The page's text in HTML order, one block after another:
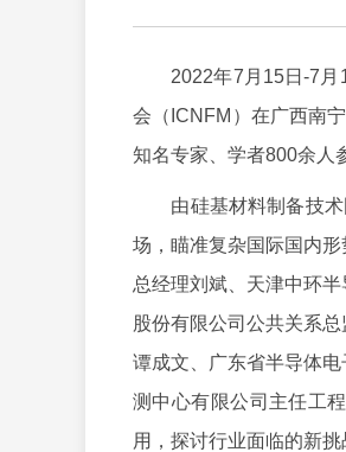
2022年7月15日-7月17
会（ICNFM）在广西南
知名专家、学者800余人
由硅基材料制备技术国
场，瞄准复杂国际国内
总经理刘斌、天津中环
股份有限公司公共关系
谭成文、广东省半导体
测中心有限公司主任工
用，探讨行业面临的新